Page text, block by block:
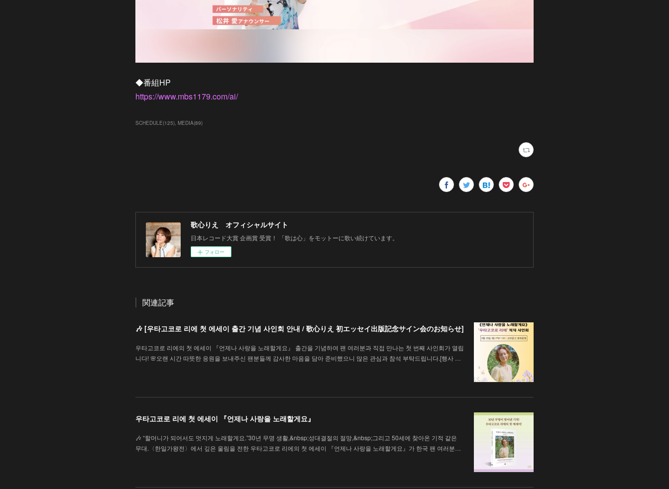
◆番組HP
https://www.mbs1179.com/ai/
SCHEDULE(125) MEDIA(89)
歌心りえ オフィシャルサイト
日本レコード大賞 企画賞 受賞！ 「歌は心」をモットーに歌い続けています。
フォロー
関連記事
🎶 [우타고코로 리에 첫 에세이 출간 기념 사인회 안내 / 歌心りえ 初エッセイ出版記念サイン会のお知らせ]
우타고코로 리에의 첫 에세이 『언제나 사랑을 노래할게요』 출간을 기념하여 팬 여러분과 직접 만나는 첫 번째 사인회가 열립
니다! 🌸오랜 시간 따뜻한 응원을 보내주신 팬분들께 감사한 마음을 담아 준비했으니 많은 관심과 참석 부탁드립니다.[행사 …
우타고코로 리에 첫 에세이 『언제나 사랑을 노래할게요』
🎶 “할머니가 되어서도 멋지게 노래할게요.”30년 무명 생활,&nbsp;성대결절의 절망,&nbsp;그리고 50세에 찾아온 기적 같은
무대.〈한일가왕전〉에서 깊은 울림을 전한 우타고코로 리에의 첫 에세이 『언제나 사랑을 노래할게요』가 한국 팬 여러분…